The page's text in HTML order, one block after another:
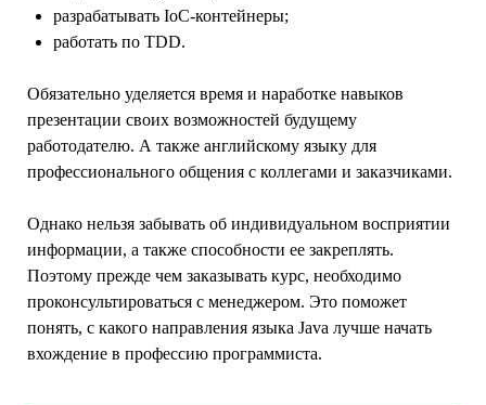
разрабатывать IoC-контейнеры;
работать по TDD.
Обязательно уделяется время и наработке навыков
презентации своих возможностей будущему
работодателю. А также английскому языку для
профессионального общения с коллегами и заказчиками.
Однако нельзя забывать об индивидуальном восприятии
информации, а также способности ее закреплять.
Поэтому прежде чем заказывать курс, необходимо
проконсультироваться с менеджером. Это поможет
понять, с какого направления языка Java лучше начать
вхождение в профессию программиста.